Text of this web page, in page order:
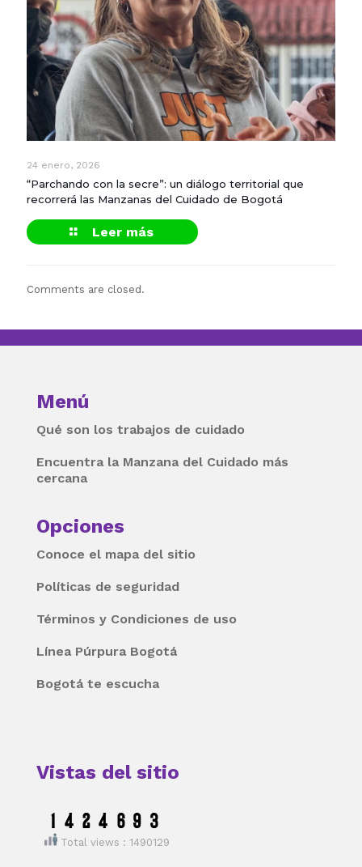
24 enero, 2026
“Parchando con la secre”: un diálogo territorial que
recorrerá las Manzanas del Cuidado de Bogotá
Leer más
Comments are closed.
Menú
Qué son los trabajos de cuidado
Encuentra la Manzana del Cuidado más
cercana
Opciones
Conoce el mapa del sitio
Políticas de seguridad
Términos y Condiciones de uso
Línea Púrpura Bogotá
Bogotá te escucha
Vistas del sitio
Total views : 1490129